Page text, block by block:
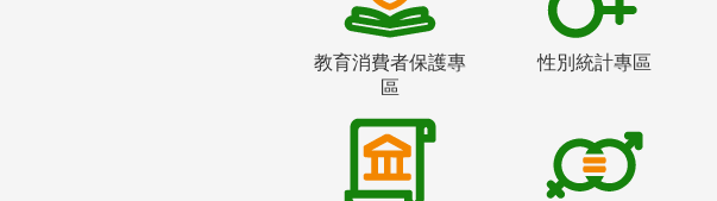
教育消費者保護專
區
性別統計專區